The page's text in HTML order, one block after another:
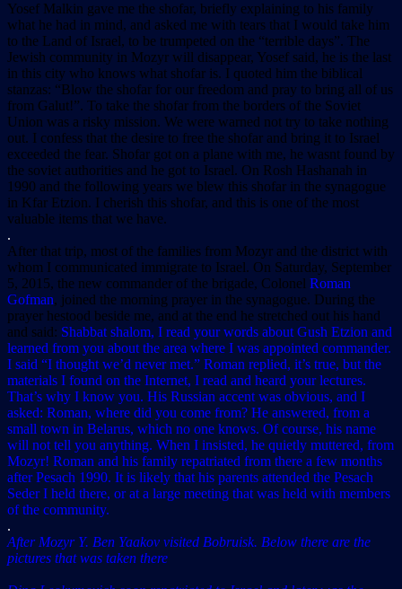
Yosef Malkin gave me the shofar, briefly explaining to his family
what he had in mind, and asked me with tears that I would take him
to the Land of Israel, to be trumpeted on the “terrible days”. The
Jewish community in Mozyr will disappear, Yosef said, he is the last
in this city who knows what shofar is. I quoted him the biblical
stanzas: “Blow the shofar for our freedom and pray to bring all of us
from Galut!”. To take the shofar from the borders of the Soviet
Union was a risky mission. We were warned not try to take nothing
out. I confess that the desire to free the shofar and bring it to Israel
exceeded the fear. Shofar got on a plane with me, he wasnt found by
the soviet authorities and he got to Israel. On Rosh Hashanah in
1990 and the following years we blew this shofar in the synagogue
in Kfar Etzion. I cherish this shofar, and this is one of the most
valuable items that we have.
.
After that trip, most of the families from Mozyr and the district with
whom I communicated immigrate to Israel. On Saturday, September
5, 2015, the new commander of the brigade, Colonel Roman
Gofman, joined the morning prayer in the synagogue. During the
prayer hestood beside me, and at the end he stretched out his hand
and said: Shabbat shalom, I read your words about Gush Etzion and
learned from you about the area where I was appointed commander.
I said “I thought we’d never met.” Roman replied, it’s true, but the
materials I found on the Internet, I read and heard your lectures.
That’s why I know you. His Russian accent was obvious, and I
asked: Roman, where did you come from? He answered, from a
small town in Belarus, which no one knows. Of course, his name
will not tell you anything. When I insisted, he quietly muttered, from
Mozyr! Roman and his family repatriated from there a few months
after Pesach 1990. It is likely that his parents attended the Pesach
Seder I held there, or at a large meeting that was held with members
of the community.
.
After Mozyr Y. Ben Yaakov visited Bobruisk. Below there are the
pictures that was taken there